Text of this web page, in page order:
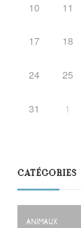
10 11
17 18
24 25
31 1
CATÉGORIES
ANIMAUX